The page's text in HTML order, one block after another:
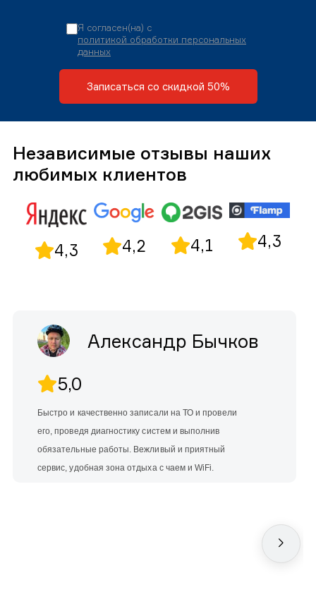
Я согласен(на) с
политикой обработки персональных
данных
Записаться со скидкой 50%
Независимые отзывы наших
любимых клиентов
4,3 4,2 4,1 4,3
Александр Бычков
5,0
Быстро и качественно записали на ТО и провели
его, проведя диагностику систем и выполнив
обязательные работы. Вежливый и приятный
сервис, удобная зона отдыха с чаем и WiFi.